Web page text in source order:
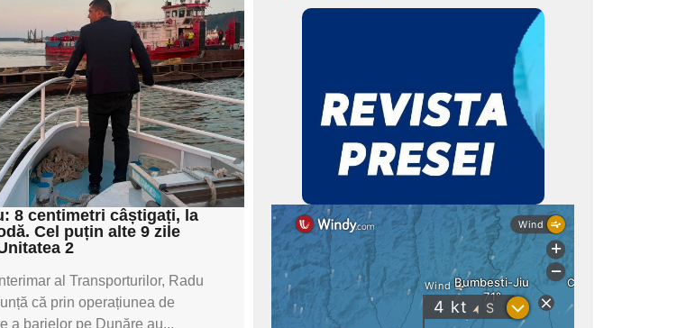
aici
pentru
aici
pentru
aici
pentru subti
8 centimetri câștigați, la
Cel puțin alte 9 zile
2
al Transporturilor, Radu
că prin operațiunea de
a barjelor pe Dunăre au...